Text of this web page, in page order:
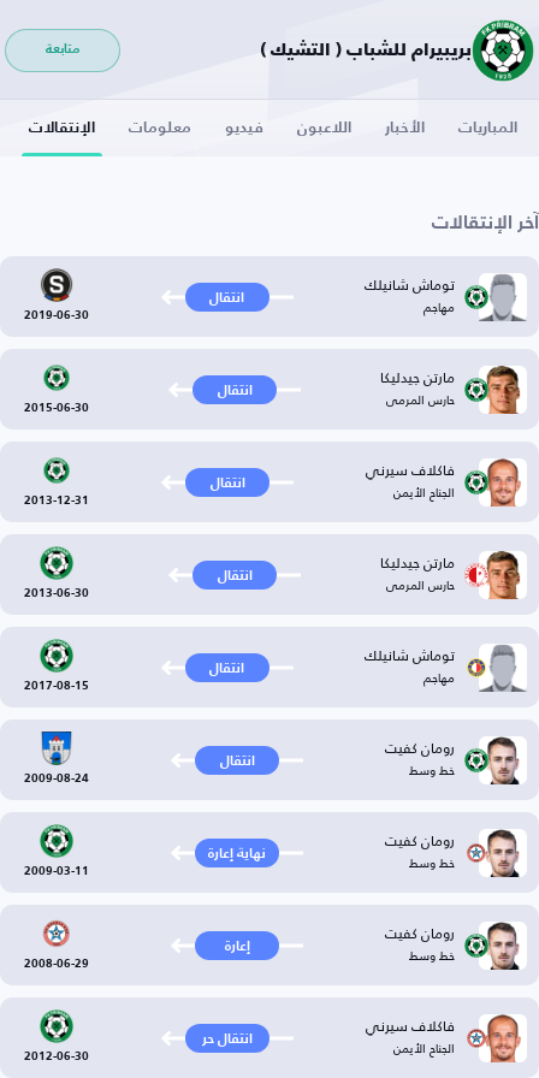
بريبيرام للشباب ( التشيك ) متابعة
المباريات الأخبار اللاعبون فيديو معلومات الإنتقالات
آخر الإنتقالات
توماش شانيلك
مهاجم انتقال
2019-06-30
مارتن جيدليكا
حارس المرمى انتقال
2015-06-30
فاكلاف سيرني
الجناح الأيمن انتقال
2013-12-31
مارتن جيدليكا
حارس المرمى انتقال
2013-06-30
توماش شانيلك
مهاجم انتقال
2017-08-15
رومان كفيت
خط وسط انتقال
2009-08-24
رومان كفيت
خط وسط نهاية إعارة
2009-03-11
رومان كفيت
خط وسط إعارة
2008-06-29
فاكلاف سيرني
الجناح الأيمن انتقال حر
2012-06-30